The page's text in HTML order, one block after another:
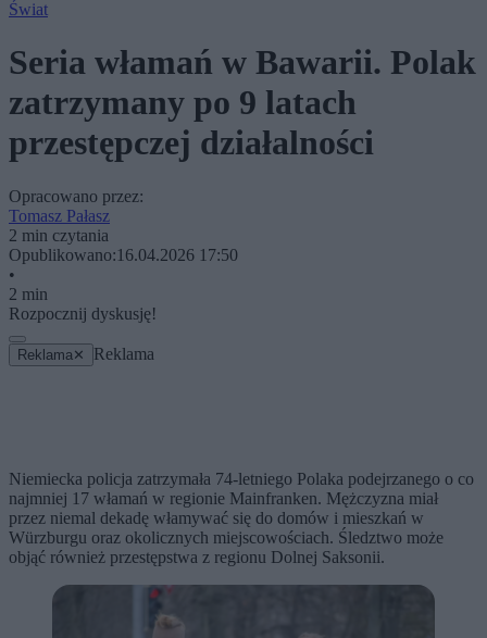
Świat
Seria włamań w Bawarii. Polak
zatrzymany po 9 latach
przestępczej działalności
Opracowano przez:
Tomasz Pałasz
2 min czytania
Opublikowano:16.04.2026 17:50
•
2 min
Rozpocznij dyskusję!
Reklama ✕ Reklama
Niemiecka policja zatrzymała 74-letniego Polaka podejrzanego o co
najmniej 17 włamań w regionie Mainfranken. Mężczyzna miał
przez niemal dekadę włamywać się do domów i mieszkań w
Würzburgu oraz okolicznych miejscowościach. Śledztwo może
objąć również przestępstwa z regionu Dolnej Saksonii.